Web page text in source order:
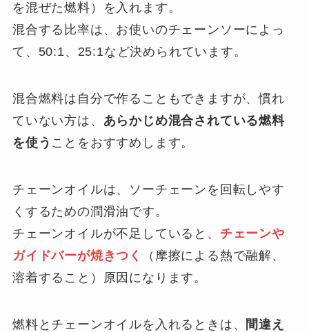
を混ぜた燃料）を入れます。
混合する比率は、お使いのチェーンソーによっ
て、50:1、25:1など決められています。
混合燃料は自分で作ることもできますが、慣れ
ていない方は、 あらかじめ混合されている燃料
を使う ことをおすすめします。
チェーンオイルは、ソーチェーンを回転しやす
くするための潤滑油です。
チェーンオイルが不足していると、 チェーンや
ガイドバーが焼きつく
（摩擦による熱で融解、
溶着すること）原因になります。
燃料とチェーンオイルを入れるときは、
間違え